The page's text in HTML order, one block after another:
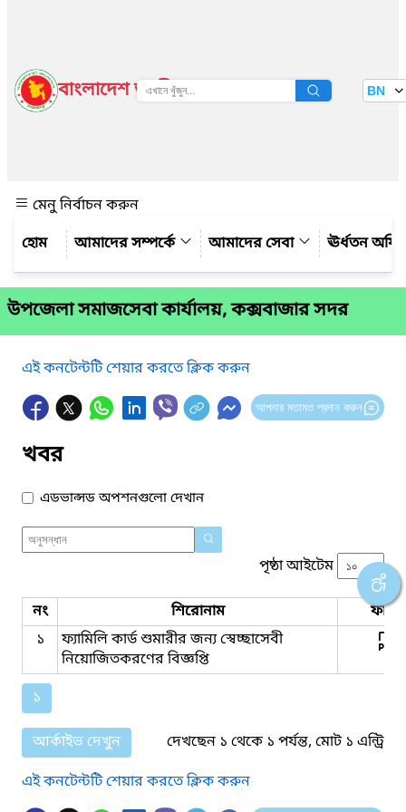
বাংলাদেশ জাতীয় তথ্য বাতায়ন BN
মেনু নির্বাচন করুন
আমাদের সম্পর্কে
আমাদের সেবা ঊর্ধতন
উপজেলা সমাজসেবা কার্যালয়, কক্সবাজার সদর
এই কনটেন্টটি শেয়ার করতে ক্লিক করুন
আপনার মতামত প্রদান করুন
খবর
এডভান্সড অপশনগুলো দেখান
পৃষ্ঠা আইটেম
নং শিরোনাম
ফাইল
১
ফ্যামিলি কার্ড শুমারীর জন্য স্বেচ্ছাসেবী
নিয়োজিতকরণের বিজ্ঞপ্তি
১
আর্কাইভ দেখুন
দেখছেন ১ থেকে ১ পর্যন্ত, মোট ১ এন্ট্রি
এই কনটেন্টটি শেয়ার করতে ক্লিক করুন